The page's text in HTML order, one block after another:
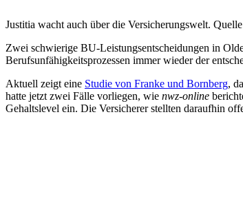
Justitia wacht auch über die Versicherungswelt.
Zwei schwierige BU-Leistungsentscheidungen in
Berufsunfähigkeitsprozessen immer wieder der
Aktuell zeigt eine Studie von Franke und Bornberg,
hatte jetzt zwei Fälle vorliegen, wie nwz-online
Gehaltslevel ein. Die Versicherer stellten daraufhin